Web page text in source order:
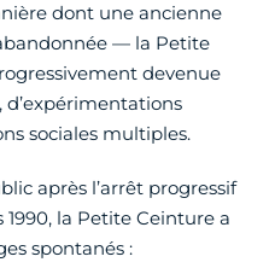
dont une ancienne
— la Petite
devenue
d’expérimentations
sociales multiples.
après l’arrêt progressif
la Petite Ceinture a
spontanés :